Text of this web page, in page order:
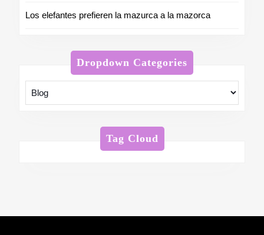
Los elefantes prefieren la mazurca a la mazorca
Dropdown Categories
Tag Cloud